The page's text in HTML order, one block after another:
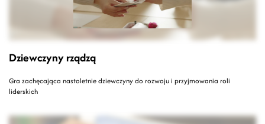
Dziewczyny rządzą
Gra zachęcająca nastoletnie dziewczyny do rozwoju i przyjmowania roli
liderskich